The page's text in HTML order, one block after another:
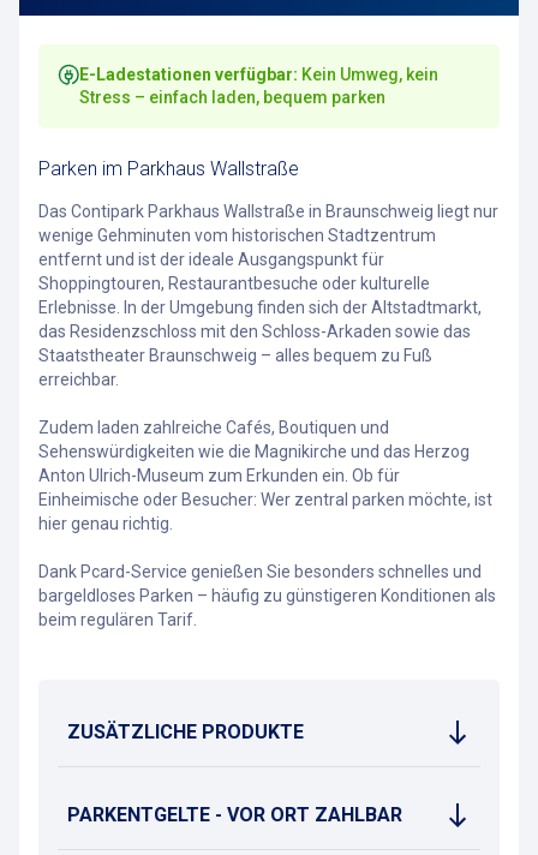
E-Ladestationen verfügbar: Kein Umweg, kein
Stress – einfach laden, bequem parken
Parken im Parkhaus Wallstraße
Das Contipark Parkhaus Wallstraße in Braunschweig liegt nur
wenige Gehminuten vom historischen Stadtzentrum
entfernt und ist der ideale Ausgangspunkt für
Shoppingtouren, Restaurantbesuche oder kulturelle
Erlebnisse. In der Umgebung finden sich der Altstadtmarkt,
das Residenzschloss mit den Schloss-Arkaden sowie das
Staatstheater Braunschweig – alles bequem zu Fuß
erreichbar.
Zudem laden zahlreiche Cafés, Boutiquen und
Sehenswürdigkeiten wie die Magnikirche und das Herzog
Anton Ulrich-Museum zum Erkunden ein. Ob für
Einheimische oder Besucher: Wer zentral parken möchte, ist
hier genau richtig.
Dank Pcard-Service genießen Sie besonders schnelles und
bargeldloses Parken – häufig zu günstigeren Konditionen als
beim regulären Tarif.
ZUSÄTZLICHE PRODUKTE
PARKENTGELTE - VOR ORT ZAHLBAR